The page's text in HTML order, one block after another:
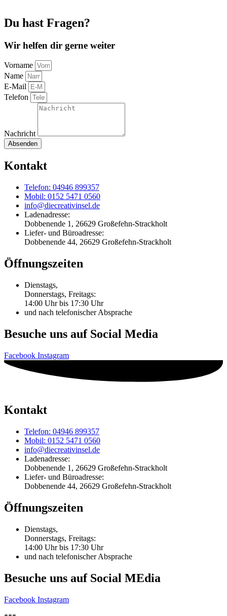
Du hast Fragen?
Wir helfen dir gerne weiter
Vorname
Name
E-Mail
Telefon
Nachricht
Absenden
Kontakt
Telefon: 04946 899357
Mobil: 0152 5471 0560
info@diecreativinsel.de
Ladenadresse:
Dobbenende 1, 26629 Großefehn-Strackholt
Liefer- und Büroadresse:
Dobbenende 44, 26629 Großefehn-Strackholt
Öffnungszeiten
Dienstags,
Donnerstags, Freitags:
14:00 Uhr bis 17:30 Uhr
und nach telefonischer Absprache
Besuche uns auf Social Media
Facebook Instagram
Kontakt
Telefon: 04946 899357
Mobil: 0152 5471 0560
info@diecreativinsel.de
Ladenadresse:
Dobbenende 1, 26629 Großefehn-Strackholt
Liefer- und Büroadresse:
Dobbenende 44, 26629 Großefehn-Strackholt
Öffnungszeiten
Dienstags,
Donnerstags, Freitags:
14:00 Uhr bis 17:30 Uhr
und nach telefonischer Absprache
Besuche uns auf Social MEdia
Facebook Instagram